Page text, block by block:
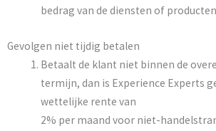
bedrag van de diensten of
Gevolgen niet tijdig betalen
Betaalt de klant niet binnen de
termijn, dan is Experience Experts
wettelijke rente van
2% per maand voor niet-